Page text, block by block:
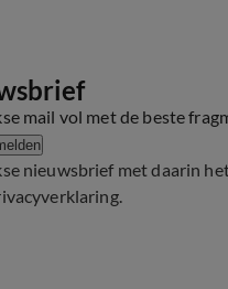
mail vol met de beste
nieuwsbrief met daarin
.